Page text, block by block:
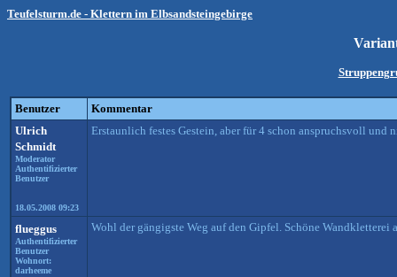
Teufelsturm.de - Klettern im Elbsandsteingebirge
Benutzer
Kommentar
Ulrich
Schmidt
Moderator
Authentifizierter
Benutzer
18.05.2008 09:23
Erstaunlich festes Gestein, aber für 4 schon anspruchsvoll und
flueggus
Authentifizierter
Benutzer
Wohnort:
darheeme
Wohl der gängigste Weg auf den Gipfel. Schöne Wandkletterei